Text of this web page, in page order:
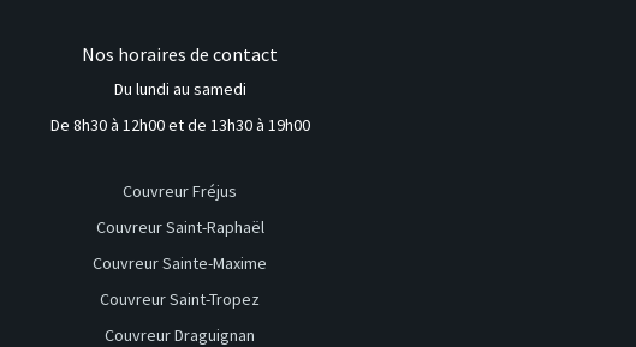
Nos horaires de contact
Du lundi au samedi
De 8h30 à 12h00 et de 13h30 à 19h00
Couvreur Fréjus
Couvreur Saint-Raphaël
Couvreur Sainte-Maxime
Couvreur Saint-Tropez
Couvreur Draguignan